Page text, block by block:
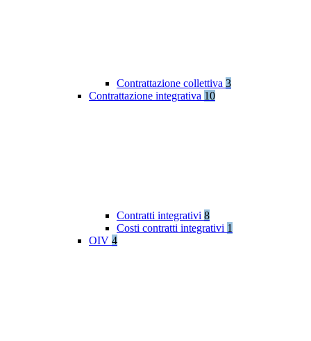
Contrattazione collettiva 3
Contrattazione integrativa 10
Contratti integrativi 8
Costi contratti integrativi 1
OIV 4